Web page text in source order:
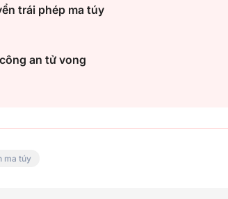
trái phép ma túy
an tử vong
ma túy